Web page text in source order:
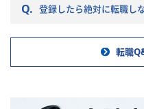
Q. 登録したら絶対に転職し
転職